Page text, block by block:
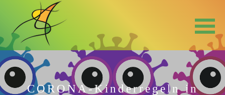
Navigation
überspringen
CORONA-Kinderregeln in